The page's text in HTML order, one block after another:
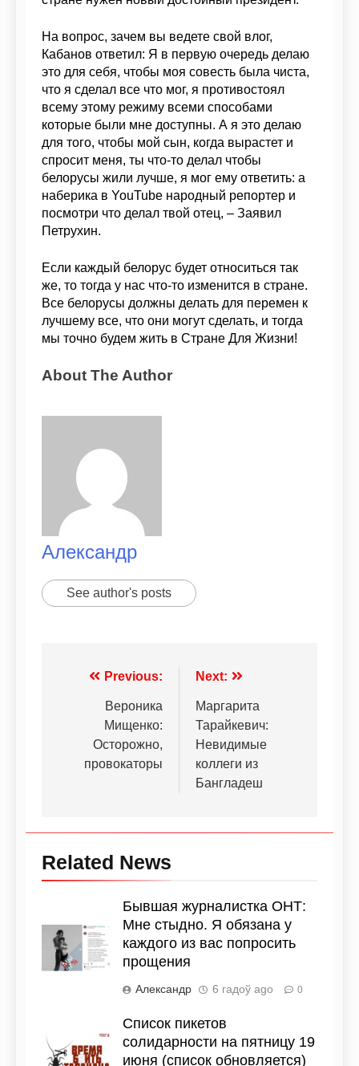
На вопрос, зачем вы ведете свой влог,
Кабанов ответил: Я в первую очередь делаю
это для себя, чтобы моя совесть была чиста,
что я сделал все что мог, я противостоял
всему этому режиму всеми способами
которые были мне доступны. А я это делаю
для того, чтобы мой сын, когда вырастет и
спросит меня, ты что-то делал чтобы
белорусы жили лучше, я мог ему ответить: а
наберика в YouTube народный репортер и
посмотри что делал твой отец, – Заявил
Петрухин.
Если каждый белорус будет относиться так
же, то тогда у нас что-то изменится в стране.
Все белорусы должны делать для перемен к
лучшему все, что они могут сделать, и тогда
мы точно будем жить в Стране Для Жизни!
About The Author
Александр
See author's posts
Previous:
Вероника
Мищенко:
Осторожно,
провокаторы
Next:
Маргарита
Тарайкевич:
Невидимые
коллеги из
Бангладеш
Related News
Бывшая журналистка ОНТ:
Мне стыдно. Я обязана у
каждого из вас попросить
прощения
Александр 6 гадоў ago 0
Список пикетов
солидарности на пятницу 19
июня (список обновляется)